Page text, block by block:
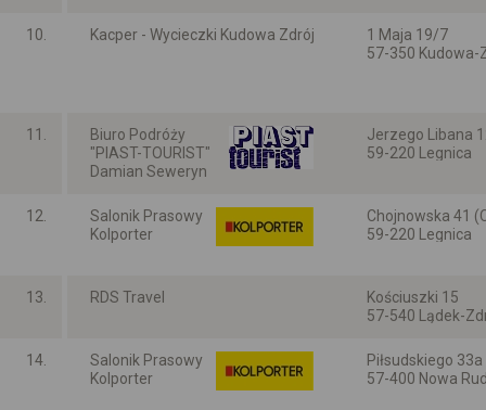
10.
Kacper - Wycieczki Kudowa Zdrój
1 Maja 19/7
57-350 Kudowa-
11.
Biuro Podróży
"PIAST-TOURIST"
Damian Seweryn
Jerzego Libana
59-220 Legnica
12.
Salonik Prasowy
Kolporter
Chojnowska 41
59-220 Legnica
13. RDS Travel
Kościuszki 15
57-540 Lądek-
14.
Salonik Prasowy
Kolporter
Piłsudskiego
57-400 Nowa